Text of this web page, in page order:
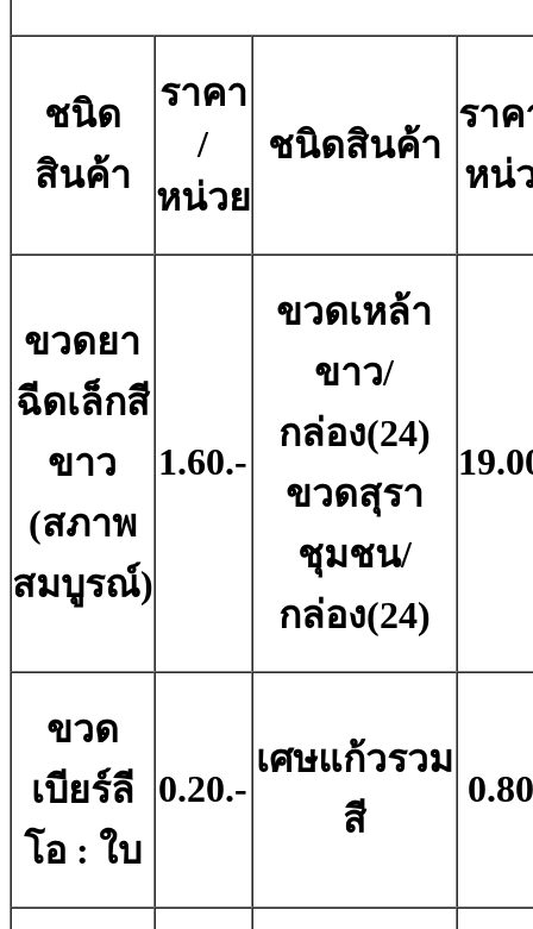
ชนิด
สินค้า
ราคา
/
หน่วย
ชนิดสินค้า
ราค
หน่
ขวดยา
ฉีดเล็กสี
ขาว
(สภาพ
สมบูรณ์)
1.60.-
ขวดเหล้า
ขาว/
กล่อง(24)
ขวดสุรา
ชุมชน/
กล่อง(24)
ขวด
เบียร์ลี
โอ : ใบ
0.20.-
เศษแก้วรวม
สี